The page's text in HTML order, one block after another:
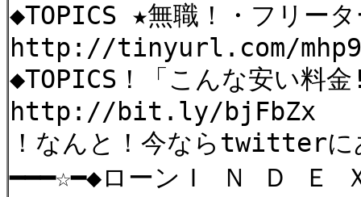
◆TOPICS ★無職！・フリー
http://tinyurl.com/
◆TOPICS！「こんな安い料
http://bit.ly/bjFbZx
！なんと！今ならtwitterに
━━━☆━◆ローンＩ Ｎ Ｄ Ｅ